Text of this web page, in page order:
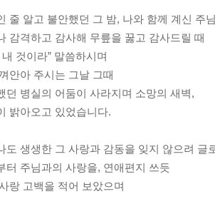
줄 알고 불안했던 그 밤, 나와 함께 계신 주
감격하고 감사해 무릎을 꿇고 감사드릴 때
내 것이라” 말씀하시며
안아 주시는 그날 그때
던 병실의 어둠이 사라지며 소망의 새벽,
밝아오고 있었습니다.
도 생생한 그 사랑과 감동을 잊지 않으려 글
터 주님과의 사랑을, 연애편지 쓰듯
랑 고백을 적어 보았으며